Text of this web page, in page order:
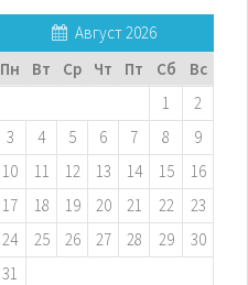
Август 2026
Пн
Вт Ср Чт Пт Сб Вс
1
2
3
4 5 6 7 8
9
10
11 12 13 14 15
16
17
18 19 20 21 22
23
24
25 26 27 28 29
30
31